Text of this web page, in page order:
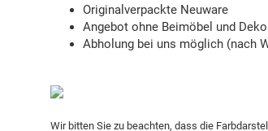
Originalverpackte Neuware
Angebot ohne Beimöbel und
Abholung bei uns möglich (nach
Wir bitten Sie zu beachten, dass die